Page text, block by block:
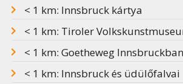
< 1 km: Innsbruck kártya
< 1 km: Tiroler
< 1 km: Goetheweg Innsbruckban
< 1 km: Innsbruck és üdülőfalvai